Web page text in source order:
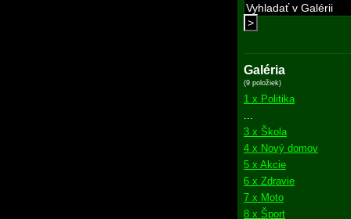
>
Galéria
(9 položiek)
1 x Politika
3 x Škola
4 x Nový domov
5 x Akcie
6 x Zdravie
7 x Moto
8 x Šport